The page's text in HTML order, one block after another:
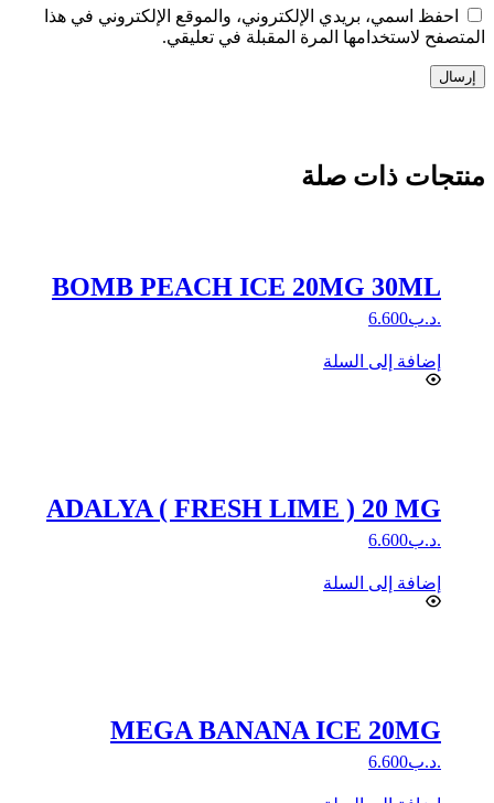
احفظ اسمي، بريدي الإلكتروني، والموقع الإلكتروني في هذا
المتصفح لاستخدامها المرة المقبلة في تعليقي.
إرسال
منتجات ذات صلة
BOMB PEACH ICE 20MG 30ML
.د.ب6.600
إضافة إلى السلة
ADALYA ( FRESH LIME ) 20 MG
.د.ب6.600
إضافة إلى السلة
MEGA BANANA ICE 20MG
.د.ب6.600